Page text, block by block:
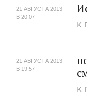
21 АВГУСТА 2013
В 20:07
к
21 АВГУСТА 2013
В 19:57
к